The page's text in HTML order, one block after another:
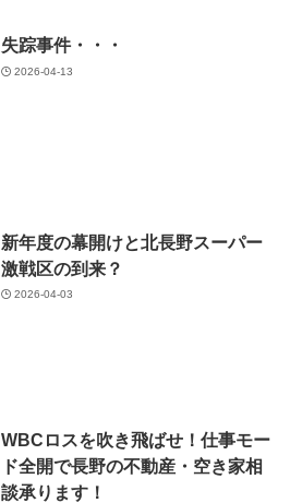
失踪事件・・・
2026-04-13
新年度の幕開けと北長野スーパー
激戦区の到来？
2026-04-03
WBCロスを吹き飛ばせ！仕事モー
ド全開で長野の不動産・空き家相
談承ります！